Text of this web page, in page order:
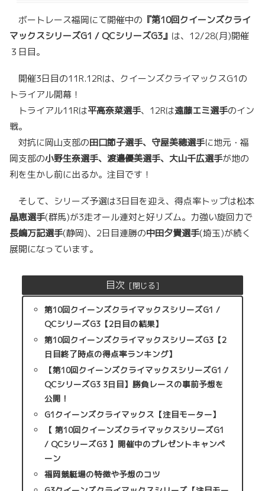
ボートレース福岡にて開催中の 『第10回クイーンズクライ
マックスシリーズG1 / QCシリーズG3』 は、12/28(月)開催
３日目。
開催3日目の11R.12Rは、クイーンズクライマックスG1の
トライアル開幕！
トライアル11Rは平高奈菜選手、12Rは遠藤エミ選手のイン
戦。
対抗に岡山支部の田口節子選手、守屋美穂選手に地元・福
岡支部の小野生奈選手、渡邉優美選手、大山千広選手が地の
利を生かし前に出るか。注目です！
そして、シリーズ予選は3日目を迎え、得点率トップは松本
晶恵選手(群馬)が3走オール連対と好リズム。力強い旋回力で
長嶋万記選手(静岡)、2日目連勝の中田夕貴選手(埼玉)が続く
展開になっています。
目次
第10回クイーンズクライマックスシリーズG1 /
QCシリーズG3【2日目の結果】
第10回クイーンズクライマックスシリーズG3【2
日目終了時点の得点率ランキング】
【第10回クイーンズクライマックスシリーズG1 /
QCシリーズG3 3日目】勝負レースの事前予想を
公開！
G1クイーンズクライマックス【注目モーター】
【 第10回クイーンズクライマックスシリーズG1
/ QCシリーズG3 】開催中のプレゼントキャンペ
ーン
福岡競艇場の特徴や予想のコツ